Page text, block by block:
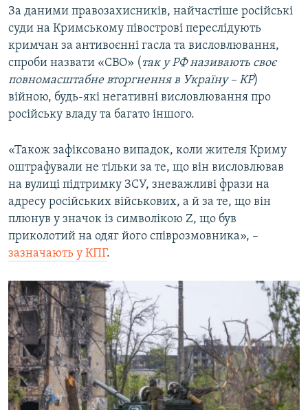
За даними правозахисників, найчастіше російські
суди на Кримському півострові переслідують
кримчан за антивоєнні гасла та висловлювання,
спроби назвати «СВО» ( так у РФ називають своє
повномасштабне вторгнення в Україну – КР)
війною, будь-які негативні висловлювання про
російську владу та багато іншого.
«Також зафіксовано випадок, коли жителя Криму
оштрафували не тільки за те, що він висловлював
на вулиці підтримку ЗСУ, зневажливі фрази на
адресу російських військових, а й за те, що він
плюнув у значок із символікою Z, що був
приколотий на одяг його співрозмовника», –
зазначають у КПГ.